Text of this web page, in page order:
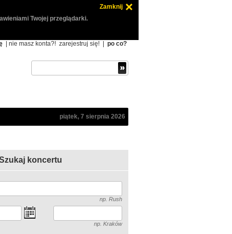
Zamknij
Twojej przeglądarki.
| nie masz konta?! zarejestruj się! po co?
piątek, 7 sierpnia 2026
koncertu
np. Rush
np. Kraków